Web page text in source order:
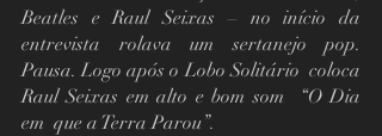
Beatles e Raul Seixas – no início da
entrevista rolava um sertanejo pop.
Pausa. Logo após o Lobo Solitário  coloca
Raul Seixas em alto e bom som  “O Dia
em  que a Terra Parou”.